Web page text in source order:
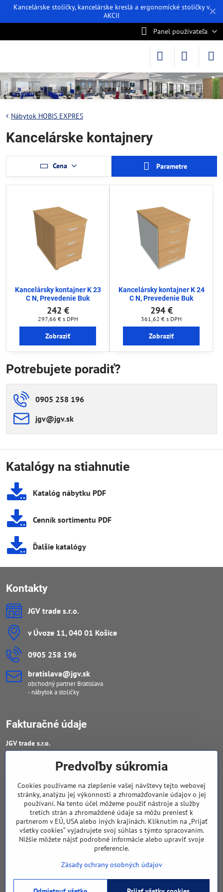
✕
Kancelárske stoličky, kancelárske kreslá a ergonomické stoličky v
AKCII
Panel používateľa
Nábytok HOBIS EXPRES
Kancelárske kontajnery
Cena Parametre
Kancelársky kontajner K 23
C N, Prevedenie Buk
242 €
297,66 € s DPH
Zobraziť
Kancelársky kontajner K 24
C N, Prevedenie Buk
294 €
361,62 € s DPH
Zobraziť
Potrebujete poradiť?
0905 258 196
jgv​@jgv​.sk
Katalógy na stiahnutie
Katalóg nábytku PDF
Cenník sortimentu PDF
Ďalšie katalógy
Kontakty
JGV trade s​.r​.o​.
v Úvoze 11, 040 01 Košice
0905 258 196
bratislava​@jgv​.sk
obchodný partner Bratislava
- nábytok a stoličky
Fakturačné údaje
JGV trade s​.r​.o​.
DIČ : 20223652906
IČ DPH : SK 2023652906
Sledujte naše novinky
Facebook
Predvoľby súkromia
Cookies používame na zlepšenie vašej návštevy tejto webovej
stránky, analýzu jej výkonnosti a zhromažďovanie údajov o jej
používaní. Na tento účel môžeme použiť nástroje a služby
tretích strán a zhromaždené údaje sa môžu preniesť k
partnerom v EÚ, USA alebo iných krajinách. Kliknutím na „Prijať
všetky cookies“ vyjadrujete svoj súhlas s týmto spracovaním.
Nižšie môžete nájsť podrobné informácie alebo upraviť svoje
preferencie.
Zásady ochrany osobných údajov